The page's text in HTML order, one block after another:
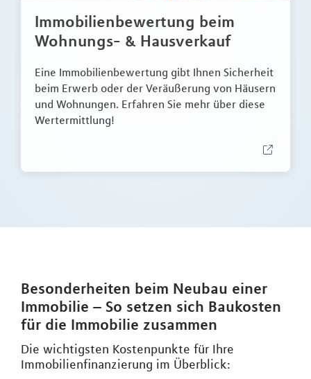
Immobilienbewertung beim
Wohnungs- & Hausverkauf
Eine Immobilienbewertung gibt Ihnen Sicherheit
beim Erwerb oder der Veräußerung von Häusern
und Wohnungen. Erfahren Sie mehr über diese
Wertermittlung!
Besonderheiten beim Neubau einer
Immobilie – So setzen sich Baukosten
für die Immobilie zusammen
Die wichtigsten Kostenpunkte für Ihre
Immobilienfinanzierung im Überblick: